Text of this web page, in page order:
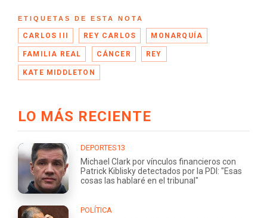
ETIQUETAS DE ESTA NOTA
CARLOS III REY CARLOS MONARQUÍA
FAMILIA REAL CÁNCER REY
KATE MIDDLETON
LO MÁS RECIENTE
DEPORTES13
Michael Clark por vínculos financieros con
Patrick Kiblisky detectados por la PDI: "Esas
cosas las hablaré en el tribunal"
POLÍTICA